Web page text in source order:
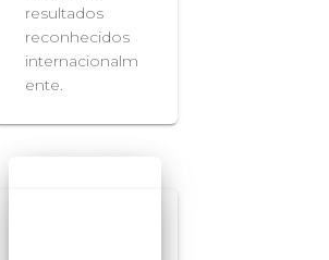
resultados
reconhecidos
internacionalm
ente.